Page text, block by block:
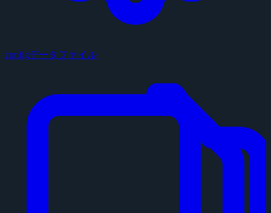
configデータファイル